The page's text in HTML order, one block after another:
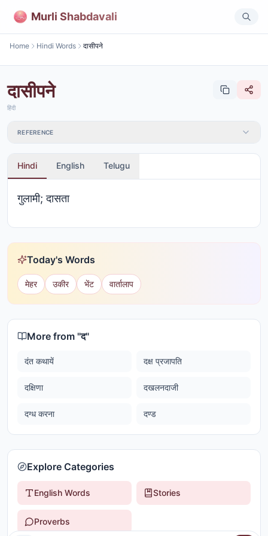
Murli Shabdavali
Home Hindi Words दासीपने
दासीपने
हिंदी
REFERENCE
Hindi English Telugu
गुलामी; दासता
Today's Words
मेहर उकीर भेंट वार्तालाप
More from "द"
दंत कथायें दक्ष प्रजापति
दक्षिणा दखलनदाजी
दग्ध करना दण्ड
Explore Categories
English Words Stories
Proverbs